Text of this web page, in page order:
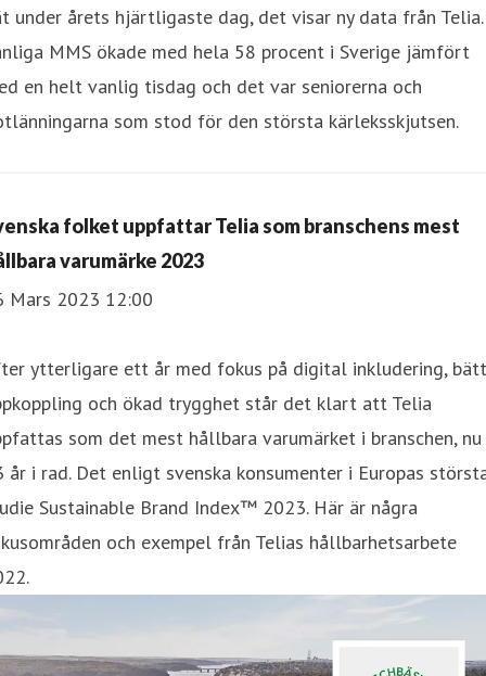
under årets hjärtligaste dag, det visar ny data från Telia.
MMS ökade med hela 58 procent i Sverige jämfört
en helt vanlig tisdag och det var seniorerna och
som stod för den största kärleksskjutsen.
folket uppfattar Telia som branschens mest
varumärke 2023
Mars 2023 12:00
ytterligare ett år med fokus på digital inkludering,
och ökad trygghet står det klart att Telia
som det mest hållbara varumärket i branschen, nu
år i rad. Det enligt svenska konsumenter i Europas
Sustainable Brand Index™ 2023. Här är några
och exempel från Telias hållbarhetsarbete